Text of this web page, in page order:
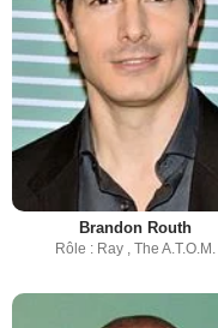
Brandon Routh
Rôle : Ray , The A.T.O.M.